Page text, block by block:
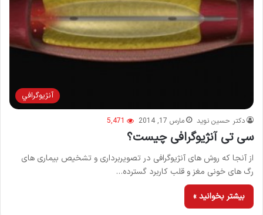
آنژيوگرافي
دکتر حسین نوید مارس 17, 2014 5,471
سی تی آنژیوگرافی چیست؟
از آنجا که روش های آنژیوگرافی در تصویربرداری و تشخیص بیماری های
رگ های خونی مغز و قلب کاربرد گسترده…
بیشتر بخوانید »